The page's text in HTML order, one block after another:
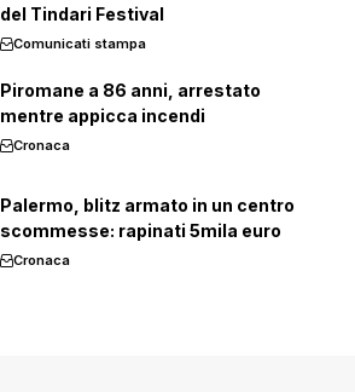
del Tindari Festival
Comunicati stampa
Piromane a 86 anni, arrestato
mentre appicca incendi
Cronaca
Palermo, blitz armato in un centro
scommesse: rapinati 5mila euro
Cronaca